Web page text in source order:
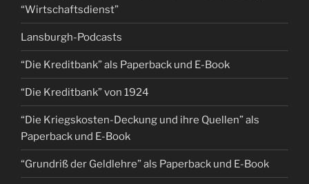
“Wirtschaftsdienst”
Lansburgh-Podcasts
“Die Kreditbank” als Paperback und E-Book
“Die Kreditbank” von 1924
“Die Kriegskosten-Deckung und ihre Quellen” als
Paperback und E-Book
“Grundriß der Geldlehre” als Paperback und E-Book